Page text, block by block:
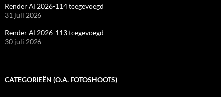
Render AI 2026-114 toegevoegd
31 juli 2026
Render AI 2026-113 toegevoegd
30 juli 2026
CATEGORIEËN (O.A. FOTOSHOOTS)